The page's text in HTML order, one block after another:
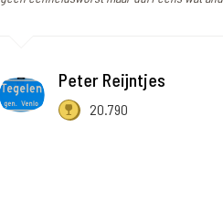
Peter Reijntjes
20.790